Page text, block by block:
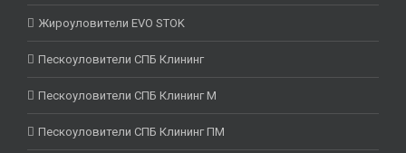
Жироуловители EVO STOK
Пескоуловители СПБ Клининг
Пескоуловители СПБ Клининг М
Пескоуловители СПБ Клининг ПМ